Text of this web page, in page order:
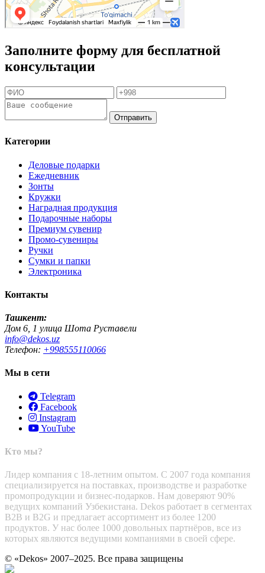
Заполните форму для бесплатной
консультации
Отправить
Категории
Деловые подарки
Ежедневник
Зонты
Кружки
Наградная продукция
Подарочные наборы
Премиум сувенир
Промо-сувениры
Ручки
Сумки и папки
Электроника
Контакты
Ташкент:
Дом 6, 1 улица Шота Руставели
info@dekos.uz
Телефон: +998555110066
Мы в сети
Telegram
Facebook
Instagram
YouTube
Кто мы?
Лидер компания с 18-летним опытом. С 2007 года компания
специализируется на поставках, производстве и разработке
промопродукции и бизнес-подарков. Нам доверяют 90%
ведущих компаний Узбекистана. Dekos работает в сегментах
B2B и B2G и предлагает ассортимент из более 1200
продуктов. У нас более 1000 довольных партнёров, все из
которых являются ведущими компаниями в своей сфере.
© «Dekos» 2007–2025. Все права защищены